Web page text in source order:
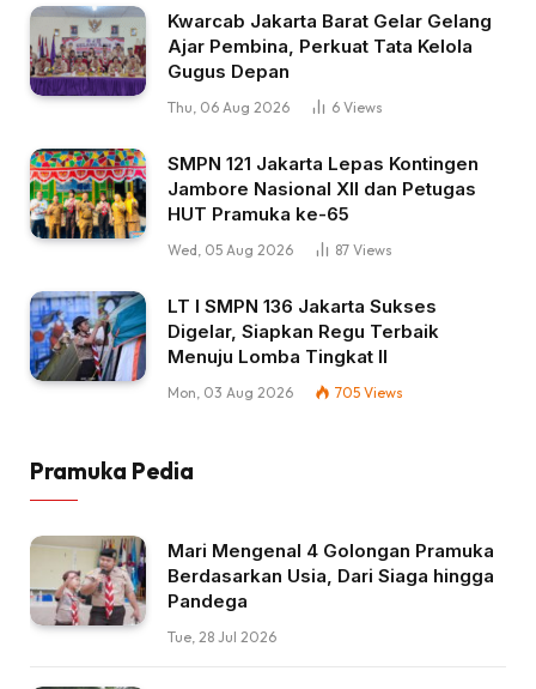
Kwarcab Jakarta Barat Gelar Gelang
Ajar Pembina, Perkuat Tata Kelola
Gugus Depan
Thu, 06 Aug 2026 6 Views
SMPN 121 Jakarta Lepas Kontingen
Jambore Nasional XII dan Petugas
HUT Pramuka ke-65
Wed, 05 Aug 2026 87 Views
LT I SMPN 136 Jakarta Sukses
Digelar, Siapkan Regu Terbaik
Menuju Lomba Tingkat II
Mon, 03 Aug 2026 705 Views
Pramuka Pedia
Mari Mengenal 4 Golongan Pramuka
Berdasarkan Usia, Dari Siaga hingga
Pandega
Tue, 28 Jul 2026